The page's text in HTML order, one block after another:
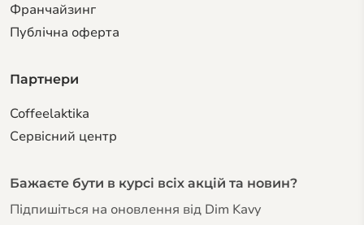
Франчайзинг
Публічна оферта
Партнери
Coffeelaktika
Сервiсний центр
Бажаєте бути в курсі всіх акцій та новин?
Підпишіться на оновлення від Dim Kavy